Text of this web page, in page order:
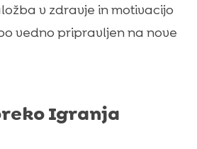
v zdravje in motivacijo
vedno pripravljen na nove
Igranja